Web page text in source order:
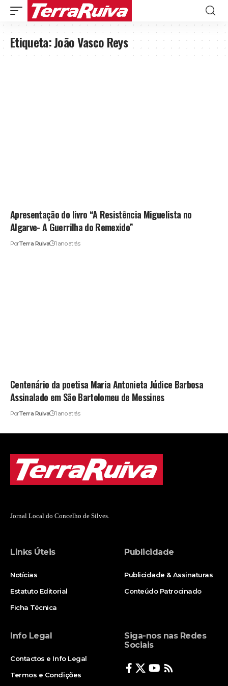
Etiqueta:João Vasco Reys
Apresentação do livro “A Resistência Miguelista no
Algarve- A Guerrilha do Remexido”
PorTerra Ruiva 1 ano atrás
Centenário da poetisa Maria Antonieta Júdice Barbosa
Assinalado em São Bartolomeu de Messines
PorTerra Ruiva 1 ano atrás
Jornal Local do Concelho de Silves.
Links Úteis
Notícias
Estatuto Editorial
Ficha Técnica
Publicidade
Publicidade & Assinaturas
Conteúdo Patrocinado
Info Legal
Contactos e Info Legal
Termos e Condições
Siga-nos nas Redes
Sociais